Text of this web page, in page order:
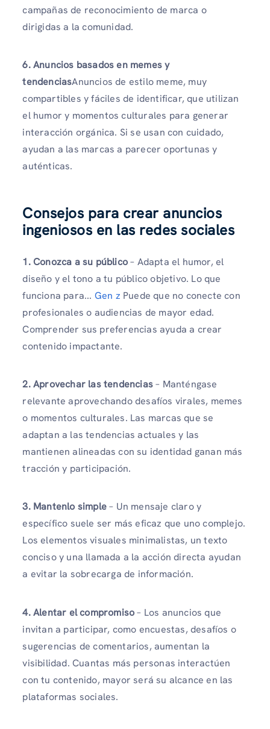
campañas de reconocimiento de marca o
dirigidas a la comunidad.
6. Anuncios basados ​​en memes y
tendenciasAnuncios de estilo meme, muy
compartibles y fáciles de identificar, que utilizan
el humor y momentos culturales para generar
interacción orgánica. Si se usan con cuidado,
ayudan a las marcas a parecer oportunas y
auténticas.
Consejos para crear anuncios
ingeniosos en las redes sociales
1. Conozca a su público– Adapta el humor, el
diseño y el tono a tu público objetivo. Lo que
funciona para... Gen z Puede que no conecte con
profesionales o audiencias de mayor edad.
Comprender sus preferencias ayuda a crear
contenido impactante.
2. Aprovechar las tendencias– Manténgase
relevante aprovechando desafíos virales, memes
o momentos culturales. Las marcas que se
adaptan a las tendencias actuales y las
mantienen alineadas con su identidad ganan más
tracción y participación.
3. Mantenlo simple– Un mensaje claro y
específico suele ser más eficaz que uno complejo.
Los elementos visuales minimalistas, un texto
conciso y una llamada a la acción directa ayudan
a evitar la sobrecarga de información.
4. Alentar el compromiso– Los anuncios que
invitan a participar, como encuestas, desafíos o
sugerencias de comentarios, aumentan la
visibilidad. Cuantas más personas interactúen
con tu contenido, mayor será su alcance en las
plataformas sociales.